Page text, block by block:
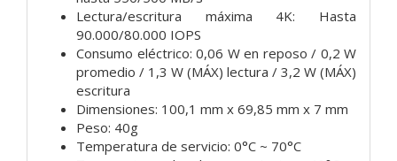
Lectura/escritura máxima 4K: Hasta
90.000/80.000 IOPS
Consumo eléctrico: 0,06 W en reposo / 0,2 W
promedio / 1,3 W (MÁX) lectura / 3,2 W (MÁX)
escritura
Dimensiones: 100,1 mm x 69,85 mm x 7 mm
Peso: 40g
Temperatura de servicio: 0°C ~ 70°C